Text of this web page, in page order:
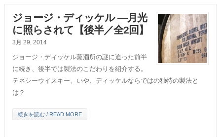
ジョージ・ディッケル ―月光
に照らされて【後半／全2回】
3月 29, 2014
ジョージ・ディッケル蒸溜所の謎に迫った前半
に続き、後半では製法のこだわりを紹介する。
テネシーウイスキー、いや、ディッケルならではの独特の製法と
は？
続きを読む / READ MORE